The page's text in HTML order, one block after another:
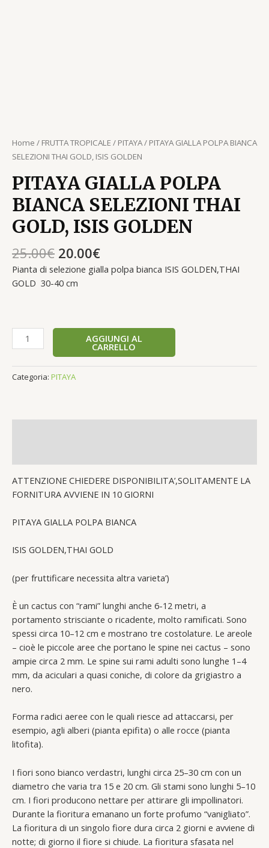
Home / FRUTTA TROPICALE / PITAYA/ PITAYA GIALLA POLPA BIANCA
SELEZIONI THAI GOLD, ISIS GOLDEN
PITAYA GIALLA POLPA
BIANCA SELEZIONI THAI
GOLD, ISIS GOLDEN
25.00€ 20.00€
Pianta di selezione gialla polpa bianca ISIS GOLDEN,THAI
GOLD 30-40 cm
AGGIUNGI AL
CARRELLO
Categoria: PITAYA
ATTENZIONE CHIEDERE DISPONIBILITA’,SOLITAMENTE LA
FORNITURA AVVIENE IN 10 GIORNI
PITAYA GIALLA POLPA BIANCA
ISIS GOLDEN,THAI GOLD
(per fruttificare necessita altra varieta’)
È un cactus con “rami” lunghi anche 6-12 metri, a
portamento strisciante o ricadente, molto ramificati. Sono
spessi circa 10–12 cm e mostrano tre costolature. Le areole
– cioè le piccole aree che portano le spine nei cactus – sono
ampie circa 2 mm. Le spine sui rami adulti sono lunghe 1–4
mm, da aciculari a quasi coniche, di colore da grigiastro a
nero.
Forma radici aeree con le quali riesce ad attaccarsi, per
esempio, agli alberi (pianta epifita) o alle rocce (pianta
litofita).
I fiori sono bianco verdastri, lunghi circa 25–30 cm con un
diametro che varia tra 15 e 20 cm. Gli stami sono lunghi 5–10
cm. I fiori producono nettare per attirare gli impollinatori.
Durante la fioritura emanano un forte profumo “vanigliato”.
La fioritura di un singolo fiore dura circa 2 giorni e avviene di
notte; di giorno il fiore si chiude. La fioritura sfasata nel